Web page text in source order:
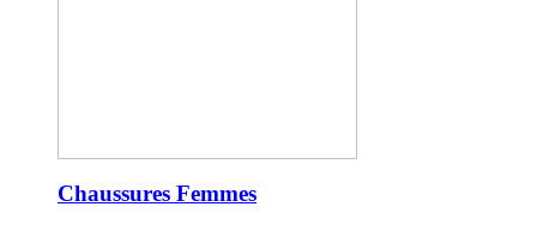
Chaussures Femmes